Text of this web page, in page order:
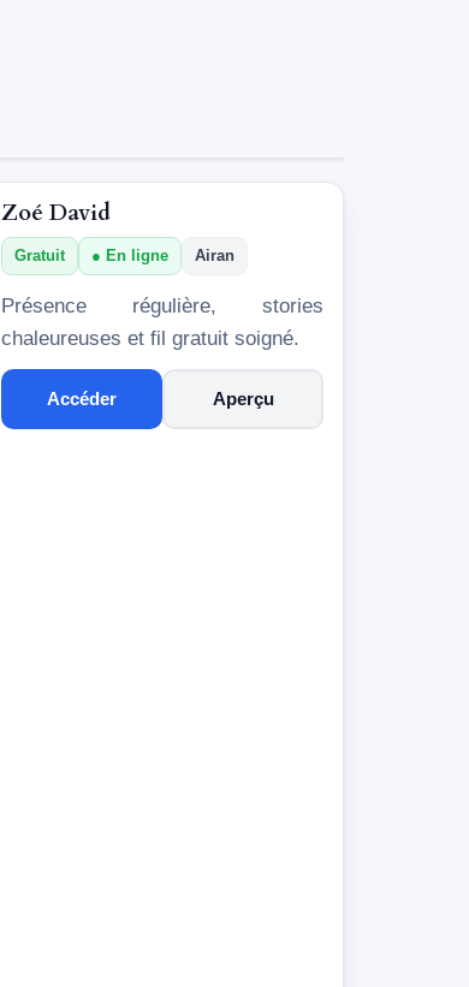
Zoé David
Gratuit En ligne Airan
Présence régulière, stories
chaleureuses et fil gratuit soigné.
Accéder Aperçu